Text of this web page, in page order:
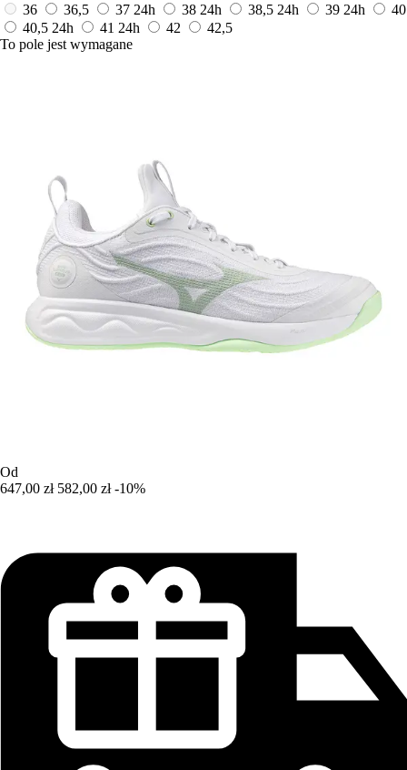
36
36,5 37 24h 38 24h 38,5 24h 39 24h
40
40,5 24h 41 24h 42
42,5
To pole jest wymagane
Od
647,00 zł 582,00 zł -10%